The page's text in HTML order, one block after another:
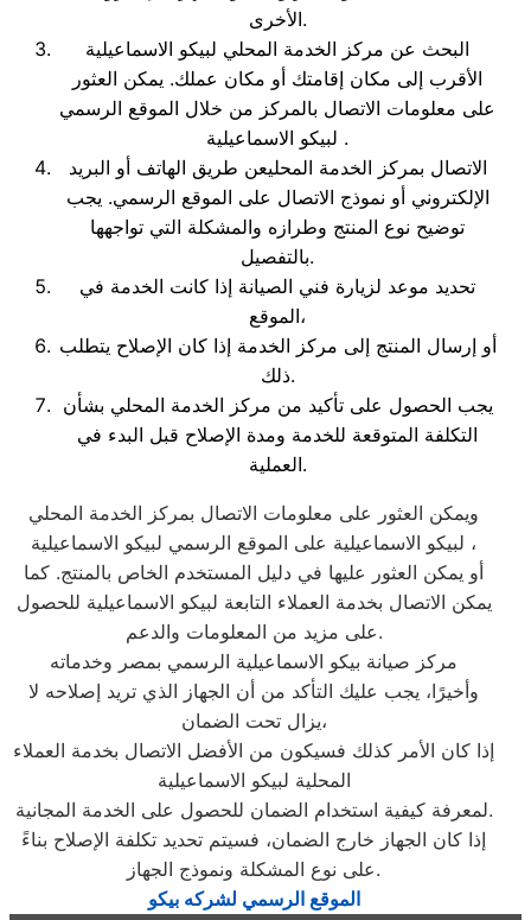
الأخرى.
البحث عن مركز الخدمة المحلي لبيكو الاسماعيلية
الأقرب إلى مكان إقامتك أو مكان عملك. يمكن العثور
على معلومات الاتصال بالمركز من خلال الموقع الرسمي
لبيكو الاسماعيلية .
الاتصال بمركز الخدمة المحليعن طريق الهاتف أو البريد
الإلكتروني أو نموذج الاتصال على الموقع الرسمي. يجب
توضيح نوع المنتج وطرازه والمشكلة التي تواجهها
بالتفصيل.
تحديد موعد لزيارة فني الصيانة إذا كانت الخدمة في
الموقع،
أو إرسال المنتج إلى مركز الخدمة إذا كان الإصلاح يتطلب
ذلك.
يجب الحصول على تأكيد من مركز الخدمة المحلي بشأن
التكلفة المتوقعة للخدمة ومدة الإصلاح قبل البدء في
العملية.
ويمكن العثور على معلومات الاتصال بمركز الخدمة المحلي
لبيكو الاسماعيلية على الموقع الرسمي لبيكو الاسماعيلية ،
أو يمكن العثور عليها في دليل المستخدم الخاص بالمنتج. كما
يمكن الاتصال بخدمة العملاء التابعة لبيكو الاسماعيلية للحصول
على مزيد من المعلومات والدعم.
مركز صيانة بيكو الاسماعيلية الرسمي بمصر وخدماته
وأخيرًا، يجب عليك التأكد من أن الجهاز الذي تريد إصلاحه لا
يزال تحت الضمان،
إذا كان الأمر كذلك فسيكون من الأفضل الاتصال بخدمة العملاء
المحلية لبيكو الاسماعيلية
لمعرفة كيفية استخدام الضمان للحصول على الخدمة المجانية.
إذا كان الجهاز خارج الضمان، فسيتم تحديد تكلفة الإصلاح بناءً
على نوع المشكلة ونموذج الجهاز.
الموقع الرسمي لشركه بيكو